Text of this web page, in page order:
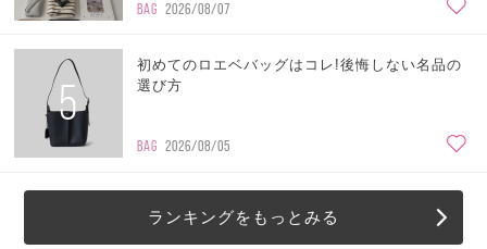
BAG 2026/08/07
5
初めてのロエベバッグはコレ!後悔しない名品の
選び方
BAG 2026/08/05
ランキングをもっとみる